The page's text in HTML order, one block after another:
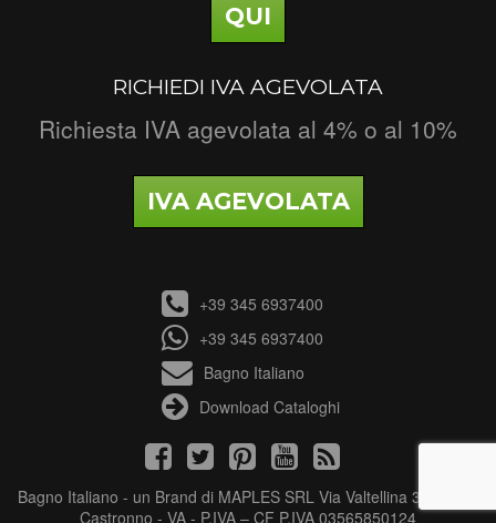
QUI
RICHIEDI IVA AGEVOLATA
Richiesta IVA agevolata al 4% o al 10%
IVA AGEVOLATA
+39 345 6937400
+39 345 6937400
Bagno Italiano
Download Cataloghi
Bagno Italiano - un Brand di MAPLES SRL Via Valtellina 3 - 21040
Castronno - VA - P.IVA – CF P.IVA 03565850124